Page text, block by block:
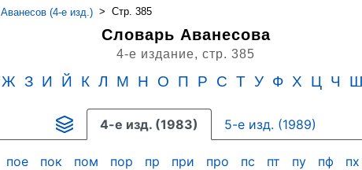
Аванесов (4-е изд.) > Стр. 385
Словарь Аванесова
4-е издание, стр. 385
Ж З И Й К Л М Н О П Р С Т У Ф Х Ц Ч Ш
4-е изд. (1983) 5-е изд. (1989)
пое пок пом пор пр при про пс пт пу пф